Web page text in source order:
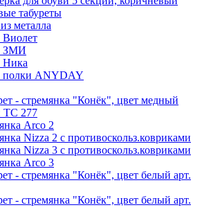
табуреты
металла
ЗМИ
Ника
полки ANYDAY
- стремянка "Конёк", цвет медный
ТС 277
Arco 2
Nizza 2 с противоскольз.ковриками
Nizza 3 с противоскольз.ковриками
Arco 3
- стремянка "Конёк", цвет белый арт.
- стремянка "Конёк", цвет белый арт.